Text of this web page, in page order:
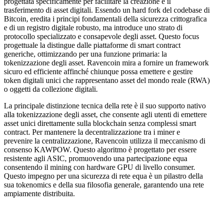
trasferimento di asset digitali. Essendo un hard fork del codebase di
Bitcoin, eredita i principi fondamentali della sicurezza crittografica
e di un registro digitale robusto, ma introduce uno strato di
protocollo specializzato e consapevole degli asset. Questo focus
progettuale la distingue dalle piattaforme di smart contract
generiche, ottimizzando per una funzione primaria: la
tokenizzazione degli asset. Ravencoin mira a fornire un framework
sicuro ed efficiente affinché chiunque possa emettere e gestire
token digitali unici che rappresentano asset del mondo reale (RWA)
o oggetti da collezione digitali.
La principale distinzione tecnica della rete è il suo supporto nativo
alla tokenizzazione degli asset, che consente agli utenti di emettere
asset unici direttamente sulla blockchain senza complessi smart
contract. Per mantenere la decentralizzazione tra i miner e
prevenire la centralizzazione, Ravencoin utilizza il meccanismo di
consenso KAWPOW. Questo algoritmo è progettato per essere
resistente agli ASIC, promuovendo una partecipazione equa
consentendo il mining con hardware GPU di livello consumer.
Questo impegno per una sicurezza di rete equa è un pilastro della
sua tokenomics e della sua filosofia generale, garantendo una rete
ampiamente distribuita.